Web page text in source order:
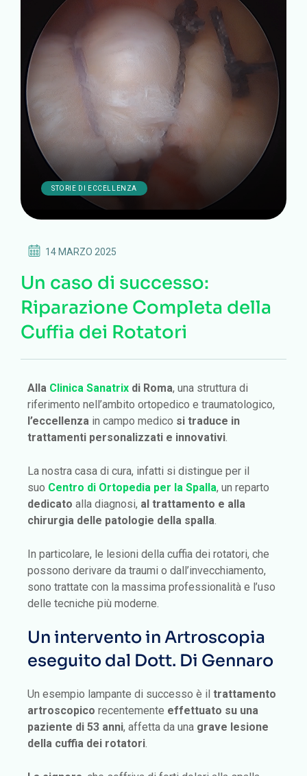
STORIE DI ECCELLENZA
14 MARZO 2025
Un caso di successo:
Riparazione Completa della
Cuffia dei Rotatori
Alla Clinica Sanatrix di Roma, una struttura di
riferimento nell’ambito ortopedico e traumatologico,
l’eccellenza in campo medico si traduce in
trattamenti personalizzati e innovativi.
La nostra casa di cura, infatti si distingue per il
suo Centro di Ortopedia per la Spalla, un reparto
dedicato alla diagnosi, al trattamento e alla
chirurgia delle patologie della spalla.
In particolare, le lesioni della cuffia dei rotatori, che
possono derivare da traumi o dall’invecchiamento,
sono trattate con la massima professionalità e l’uso
delle tecniche più moderne.
Un intervento in Artroscopia
eseguito dal Dott. Di Gennaro
Un esempio lampante di successo è il trattamento
artroscopico recentemente effettuato su una
paziente di 53 anni, affetta da una grave lesione
della cuffia dei rotatori.